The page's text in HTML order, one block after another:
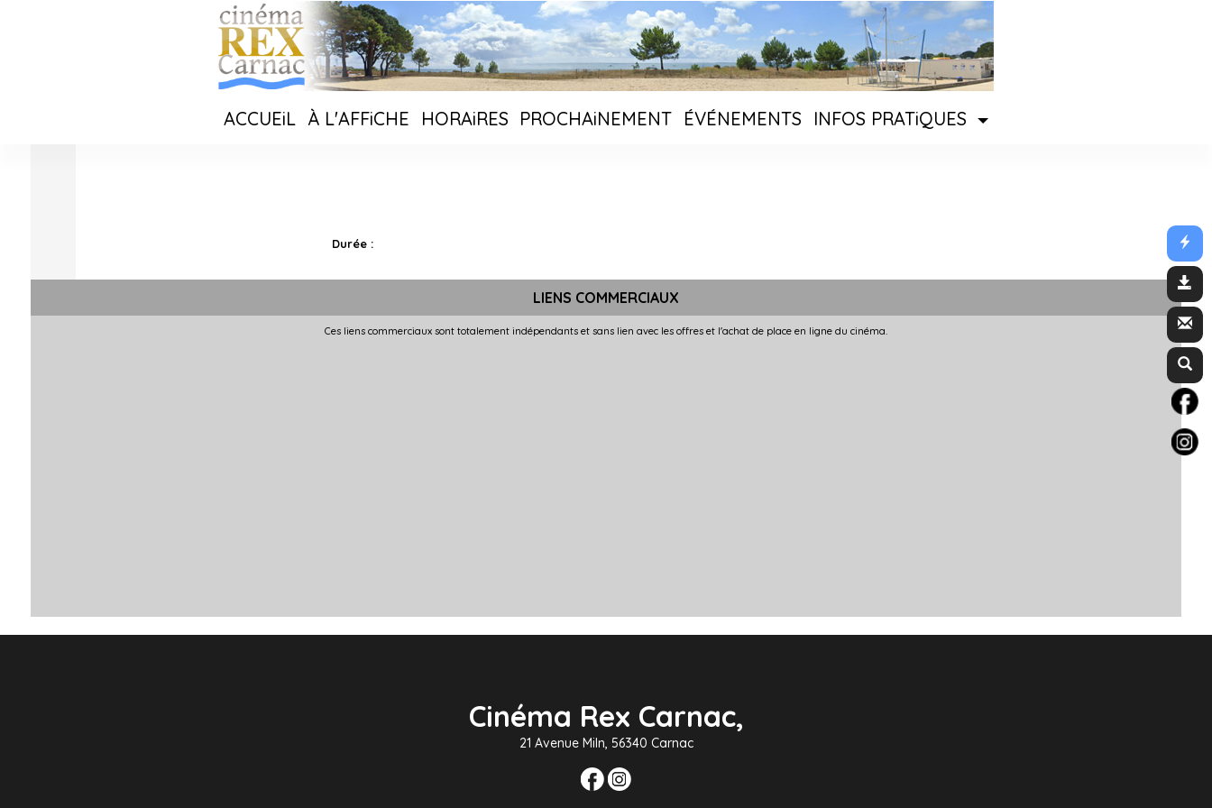
ACCUEiL À L'AFFiCHE HORAiRES PROCHAiNEMENT ÉVÉNEMENTS INFOS PRATiQUES
Durée :
LIENS COMMERCIAUX
Ces liens commerciaux sont totalement indépendants et sans lien avec les offres et l'achat de place en ligne du cinéma.
Cinéma Rex Carnac,
21 Avenue Miln, 56340 Carnac